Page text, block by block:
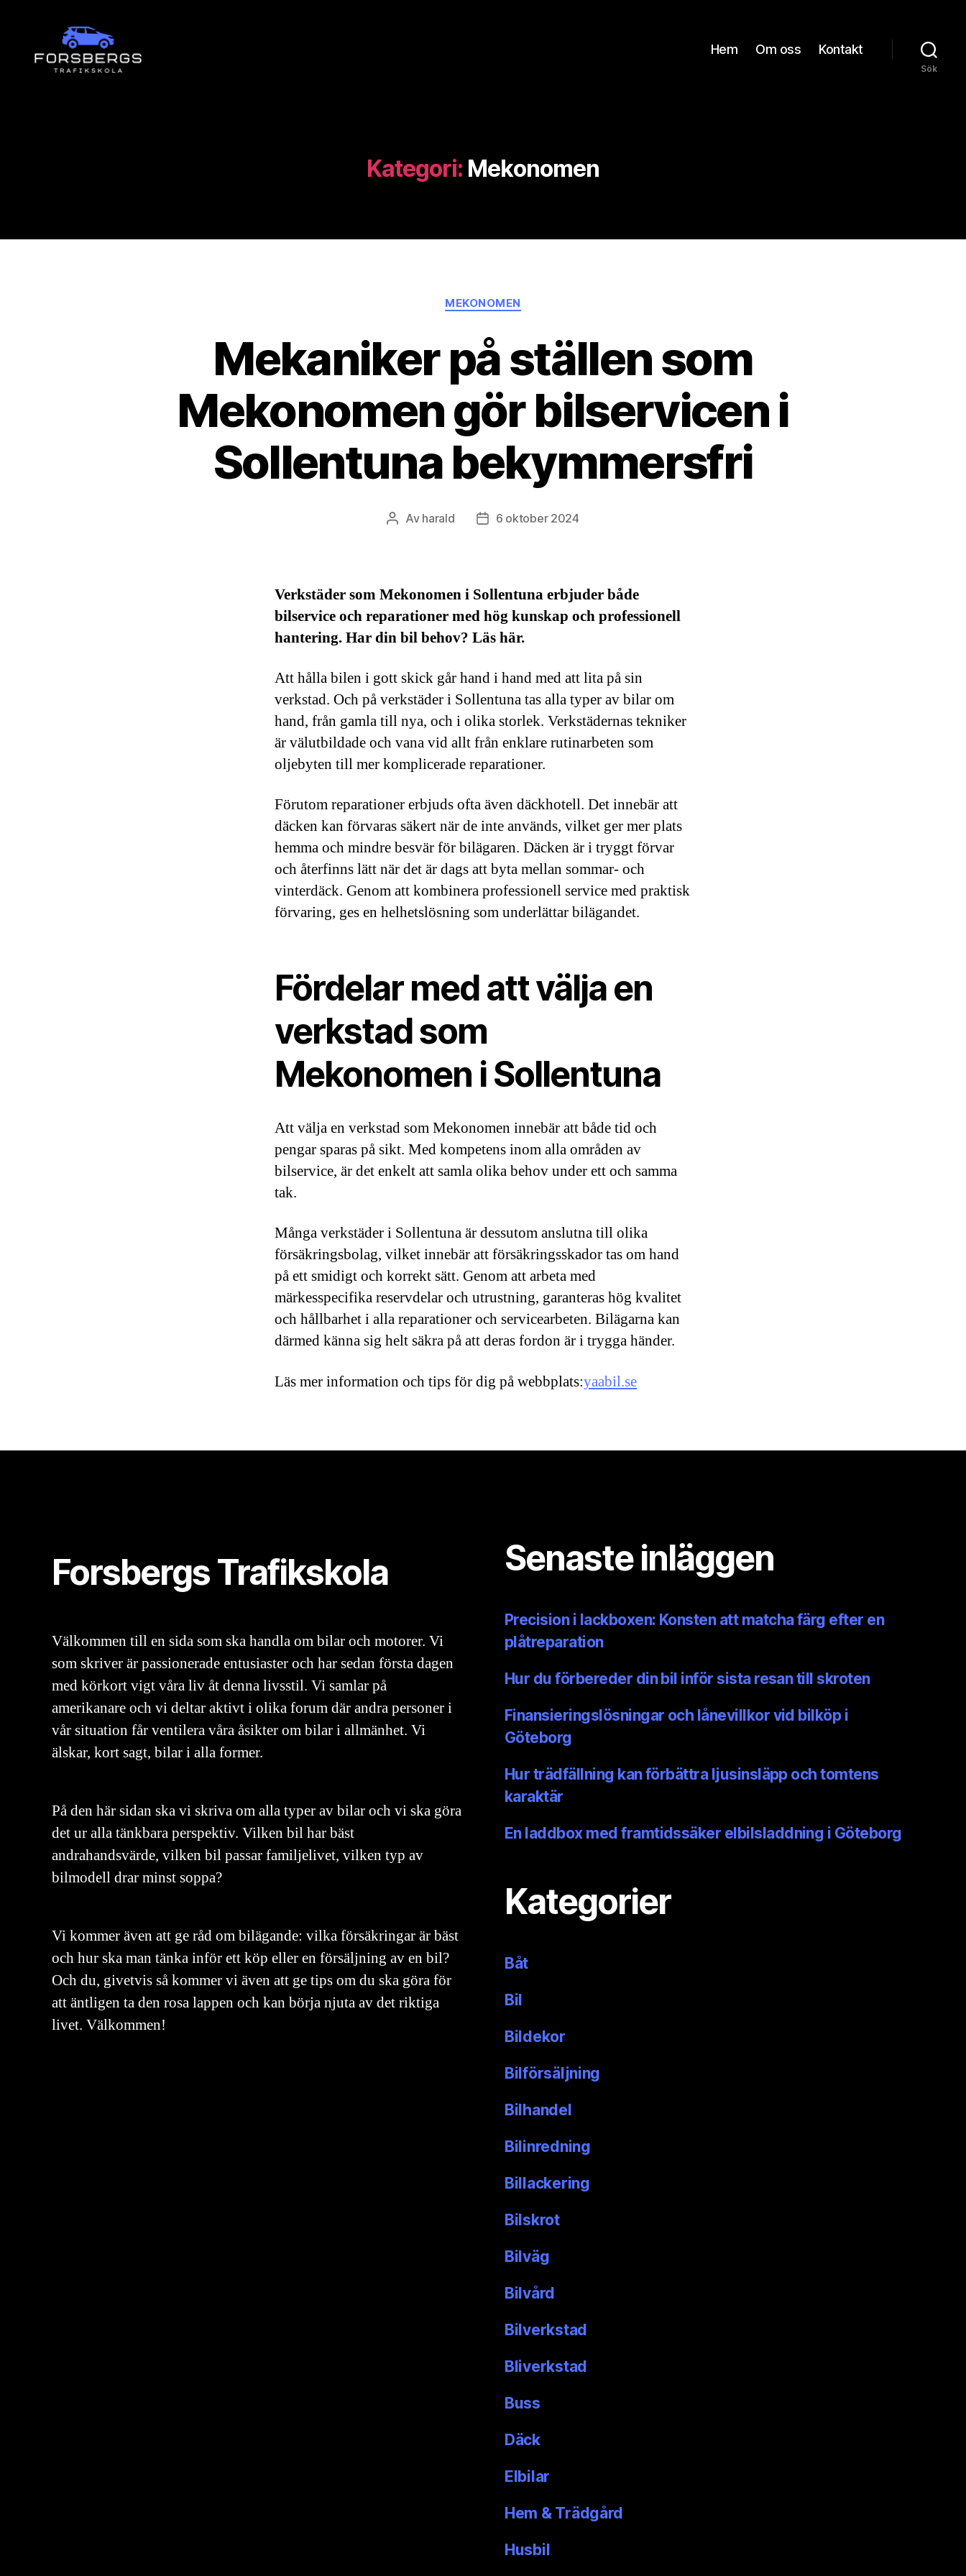
Hem Om oss Kontakt
Sök
Kategori: Mekonomen
Kategorier
MEKONOMEN
Mekaniker på ställen som
Mekonomen gör bilservicen i
Sollentuna bekymmersfri
Inläggsförfattare
Av harald Inläggsdatum
6 oktober 2024
Verkstäder som Mekonomen i Sollentuna erbjuder både
bilservice och reparationer med hög kunskap och professionell
hantering. Har din bil behov? Läs här.
Att hålla bilen i gott skick går hand i hand med att lita på sin
verkstad. Och på verkstäder i Sollentuna tas alla typer av bilar om
hand, från gamla till nya, och i olika storlek. Verkstädernas tekniker
är välutbildade och vana vid allt från enklare rutinarbeten som
oljebyten till mer komplicerade reparationer.
Förutom reparationer erbjuds ofta även däckhotell. Det innebär att
däcken kan förvaras säkert när de inte används, vilket ger mer plats
hemma och mindre besvär för bilägaren. Däcken är i tryggt förvar
och återfinns lätt när det är dags att byta mellan sommar- och
vinterdäck. Genom att kombinera professionell service med praktisk
förvaring, ges en helhetslösning som underlättar bilägandet.
Fördelar med att välja en
verkstad som
Mekonomen i Sollentuna
Att välja en verkstad som Mekonomen innebär att både tid och
pengar sparas på sikt. Med kompetens inom alla områden av
bilservice, är det enkelt att samla olika behov under ett och samma
tak.
Många verkstäder i Sollentuna är dessutom anslutna till olika
försäkringsbolag, vilket innebär att försäkringsskador tas om hand
på ett smidigt och korrekt sätt. Genom att arbeta med
märkesspecifika reservdelar och utrustning, garanteras hög kvalitet
och hållbarhet i alla reparationer och servicearbeten. Bilägarna kan
därmed känna sig helt säkra på att deras fordon är i trygga händer.
Läs mer information och tips för dig på webbplats:yaabil.se
Forsbergs Trafikskola
Välkommen till en sida som ska handla om bilar och motorer. Vi
som skriver är passionerade entusiaster och har sedan första dagen
med körkort vigt våra liv åt denna livsstil. Vi samlar på
amerikanare och vi deltar aktivt i olika forum där andra personer i
vår situation får ventilera våra åsikter om bilar i allmänhet. Vi
älskar, kort sagt, bilar i alla former.
På den här sidan ska vi skriva om alla typer av bilar och vi ska göra
det ur alla tänkbara perspektiv. Vilken bil har bäst
andrahandsvärde, vilken bil passar familjelivet, vilken typ av
bilmodell drar minst soppa?
Vi kommer även att ge råd om bilägande: vilka försäkringar är bäst
och hur ska man tänka inför ett köp eller en försäljning av en bil?
Och du, givetvis så kommer vi även att ge tips om du ska göra för
att äntligen ta den rosa lappen och kan börja njuta av det riktiga
livet. Välkommen!
Senaste inläggen
Precision i lackboxen: Konsten att matcha färg efter en
plåtreparation
Hur du förbereder din bil inför sista resan till skroten
Finansieringslösningar och lånevillkor vid bilköp i
Göteborg
Hur trädfällning kan förbättra ljusinsläpp och tomtens
karaktär
En laddbox med framtidssäker elbilsladdning i Göteborg
Kategorier
Båt
Bil
Bildekor
Bilförsäljning
Bilhandel
Bilinredning
Billackering
Bilskrot
Bilväg
Bilvård
Bilverkstad
Bliverkstad
Buss
Däck
Elbilar
Hem & Trädgård
Husbil